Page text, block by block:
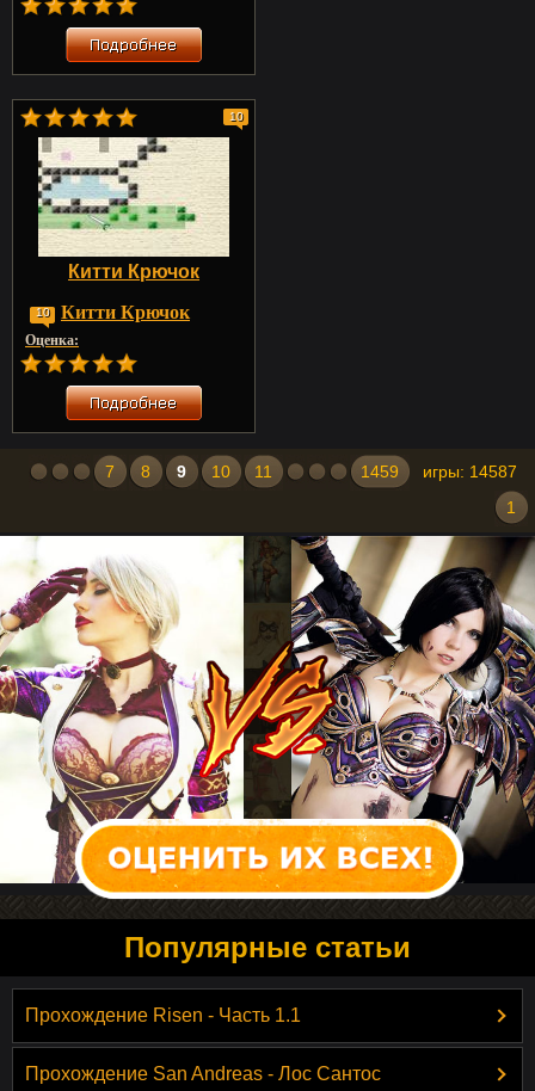
10
Китти Крючок
10 Китти Крючок
Оценка:
игры: 14587
1459
11
10
9
8
7
1
Популярные статьи
Прохождение Risen - Часть 1.1
Прохождение San Andreas - Лос Сантос